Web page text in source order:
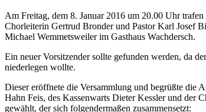
Am Freitag, dem 8. Januar 2016 um 20.00 Uhr
Chorleiterin Gertrud Bronder und Pastor Karl Josef
Michael Wemmetsweiler im Gasthaus Wachdersch.
Ein neuer Vorsitzender sollte gefunden werden, da
niederlegen wollte.
Dieser eröffnete die Versammlung und begrüßte die
Hahn Feis, des Kassenwarts Dieter Kessler und der
gewählt, der sich folgendermaßen zusammensetzt: